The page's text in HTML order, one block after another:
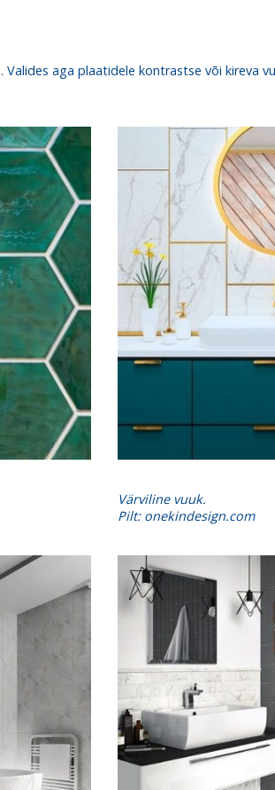
aga plaatidele kontrastse või kireva
Värviline vuuk.
Pilt: onekindesign.com